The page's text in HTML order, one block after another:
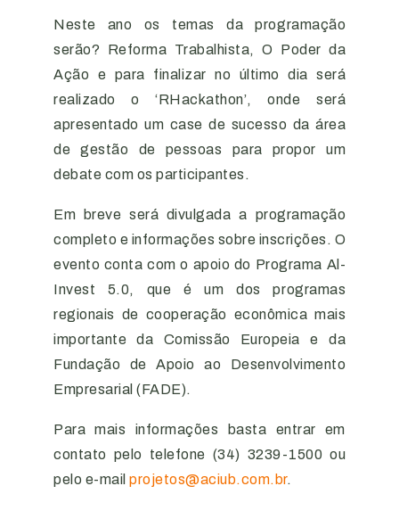
Neste ano os temas da programação
serão? Reforma Trabalhista, O Poder da
Ação e para finalizar no último dia será
realizado o ‘RHackathon’, onde será
apresentado um case de sucesso da área
de gestão de pessoas para propor um
debate com os participantes.
Em breve será divulgada a programação
completo e informações sobre inscrições. O
evento conta com o apoio do Programa Al-
Invest 5.0, que é um dos programas
regionais de cooperação econômica mais
importante da Comissão Europeia e da
Fundação de Apoio ao Desenvolvimento
Empresarial (FADE).
Para mais informações basta entrar em
contato pelo telefone (34) 3239-1500 ou
pelo e-mail projetos@aciub.com.br.